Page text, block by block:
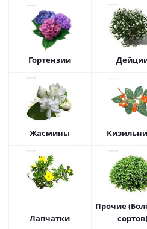
Гортензии
Жасмины
Лапчатки
Прочие
сортов)